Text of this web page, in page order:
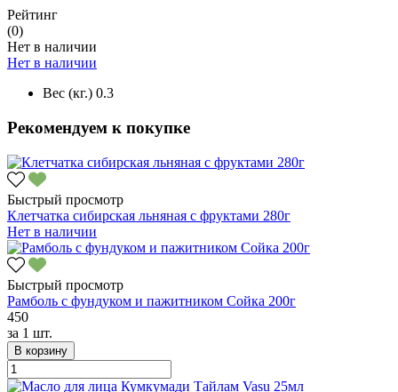
Рейтинг
(0)
Нет в наличии
Нет в наличии
Вес (кг.) 0.3
Рекомендуем к покупке
Быстрый просмотр
Клетчатка сибирская льняная с фруктами 280г
Нет в наличии
Быстрый просмотр
Рамболь с фундуком и пажитником Сойка 200г
450
за 1 шт.
В корзину